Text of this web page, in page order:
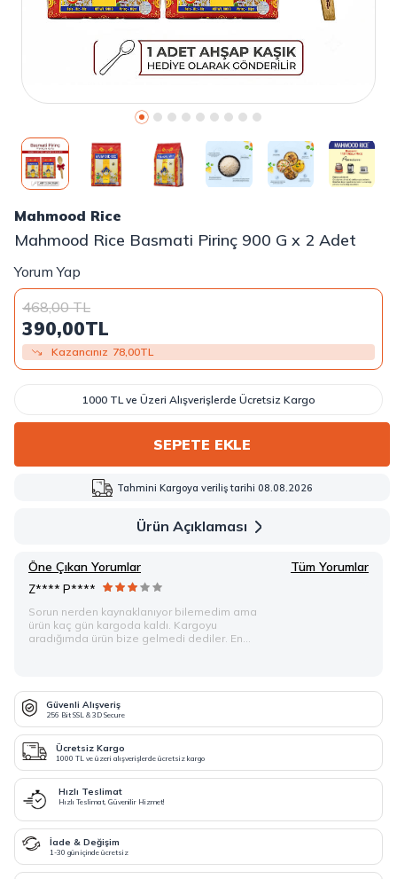
Mahmood Rice
Mahmood Rice Basmati Pirinç 900 G x 2 Adet
Yorum Yap
468,00TL
390,00TL
Kazancınız 78,00TL
1000 TL ve Üzeri Alışverişlerde Ücretsiz Kargo
SEPETE EKLE
Tahmini Kargoya veriliş tarihi 08.08.2026
Ürün Açıklaması
Öne Çıkan Yorumlar Tüm Yorumlar
Z**** P****
Sorun nerden kaynaklanıyor bilemedim ama
ürün kaç gün kargoda kaldı. Kargoyu
aradığımda ürün bize gelmedi dediler. En
da can sıkıcı. Ürün gelince de teyit almaları
hoşuma gitti.
Güvenli Alışveriş
256 Bit SSL & 3D Secure
Ücretsiz Kargo
1000 TL ve üzeri alışverişlerde ücretsiz kargo
Hızlı Teslimat
Hızlı Teslimat, Güvenilir Hizmet!
İade & Değişim
1-30 gün içinde ücretsiz